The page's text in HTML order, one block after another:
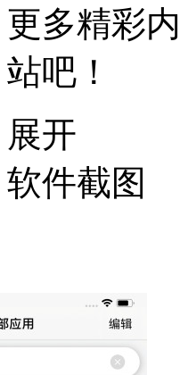
更多精彩
站吧！
展开
软件截图